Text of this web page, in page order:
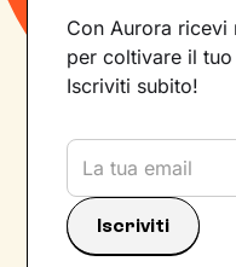
Con Aurora ricevi
per coltivare il
Iscriviti subito!